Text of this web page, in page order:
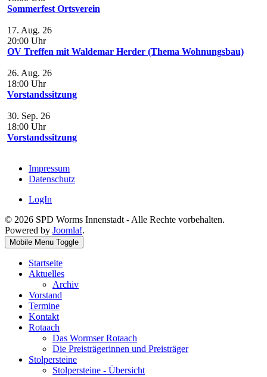
Sommerfest Ortsverein
17. Aug. 26
20:00 Uhr
OV Treffen mit Waldemar Herder (Thema Wohnungsbau)
26. Aug. 26
18:00 Uhr
Vorstandssitzung
30. Sep. 26
18:00 Uhr
Vorstandssitzung
Impressum
Datenschutz
LogIn
© 2026 SPD Worms Innenstadt - Alle Rechte vorbehalten.
Powered by Joomla!.
Mobile Menu Toggle
Startseite
Aktuelles
Archiv
Vorstand
Termine
Kontakt
Rotaach
Das Wormser Rotaach
Die Preisträgerinnen und Preisträger
Stolpersteine
Stolpersteine - Übersicht